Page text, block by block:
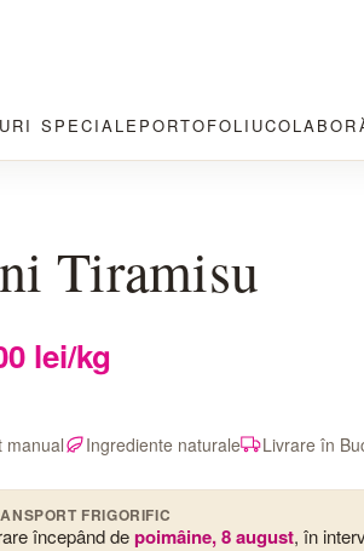
SPECIALE PORTOFOLIU
Tiramisu
lei/kg
manual Ingrediente naturale Livrare în
FRIGORIFIC
începând depoimâine, 8 august, în